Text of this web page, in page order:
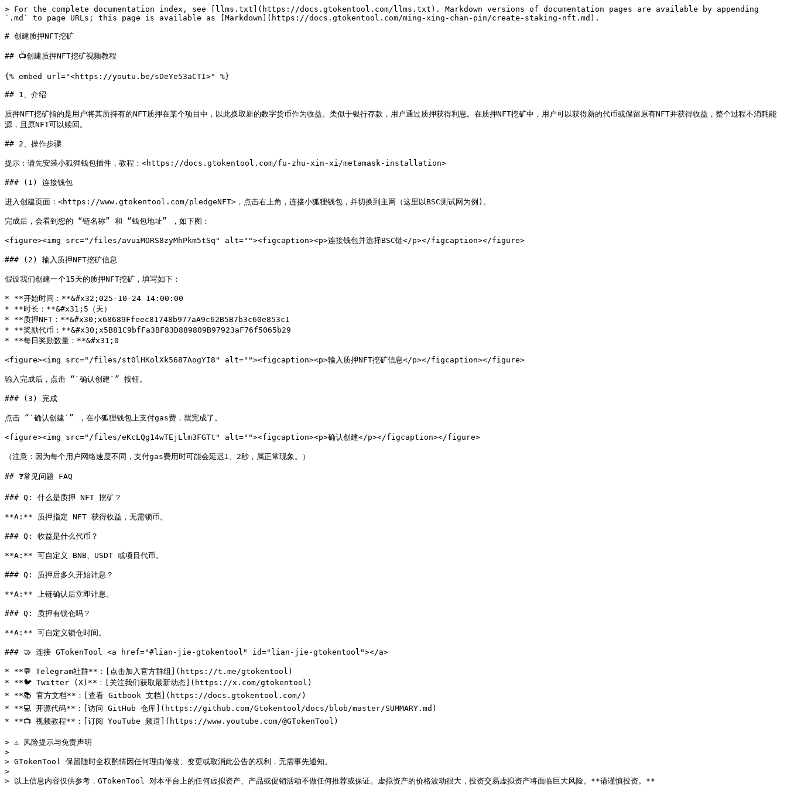
> For the complete documentation index, see [llms.txt](https://docs.gtokentool.com/llms.txt). Markdown versions of documentation pages are available by appending
`.md` to page URLs; this page is available as [Markdown](https://docs.gtokentool.com/ming-xing-chan-pin/create-staking-nft.md).
# 创建质押NFT挖矿
## 📺创建质押NFT挖矿视频教程
{% embed url="<https://youtu.be/sDeYe53aCTI>" %}
## 1、介绍
质押NFT挖矿指的是用户将其所持有的NFT质押在某个项目中，以此换取新的数字货币作为收益。类似于银行存款，用户通过质押获得利息。在质押NFT挖矿中，用户可以获得新的代币或保留原有NFT并获得收益，整个过程不消耗能
源，且原NFT可以赎回。
## 2、操作步骤
提示：请先安装小狐狸钱包插件，教程：<https://docs.gtokentool.com/fu-zhu-xin-xi/metamask-installation>
### (1) 连接钱包
进入创建页面：<https://www.gtokentool.com/pledgeNFT>，点击右上角，连接小狐狸钱包，并切换到主网（这里以BSC测试网为例)。
完成后，会看到您的 “链名称” 和 “钱包地址” ，如下图：
<figure><img src="/files/avuiMORS8zyMhPkm5tSq" alt=""><figcaption><p>连接钱包并选择BSC链</p></figcaption></figure>
### (2) 输入质押NFT挖矿信息
假设我们创建一个15天的质押NFT挖矿，填写如下：
* **开始时间：**&#x32;025-10-24 14:00:00
* **时长：**&#x31;5（天）
* **质押NFT：**&#x30;x68689Ffeec81748b977aA9c62B5B7b3c60e853c1
* **奖励代币：**&#x30;x5B81C9bfFa3BF83D889809B97923aF76f5065b29
* **每日奖励数量：**&#x31;0
<figure><img src="/files/st0lHKolXk5687AogYI8" alt=""><figcaption><p>输入质押NFT挖矿信息</p></figcaption></figure>
输入完成后，点击 “`确认创建`” 按钮。
### (3) 完成
点击 “`确认创建`” ，在小狐狸钱包上支付gas费，就完成了。
<figure><img src="/files/eKcLQg14wTEjLlm3FGTt" alt=""><figcaption><p>确认创建</p></figcaption></figure>
（注意：因为每个用户网络速度不同，支付gas费用时可能会延迟1、2秒，属正常现象。）
## ❓常见问题 FAQ
### Q: 什么是质押 NFT 挖矿？
**A:** 质押指定 NFT 获得收益，无需锁币。
### Q: 收益是什么代币？
**A:** 可自定义 BNB、USDT 或项目代币。
### Q: 质押后多久开始计息？
**A:** 上链确认后立即计息。
### Q: 质押有锁仓吗？
**A:** 可自定义锁仓时间。
### 🤝 连接 GTokenTool <a href="#lian-jie-gtokentool" id="lian-jie-gtokentool"></a>
* **💬 Telegram社群**：[点击加入官方群组](https://t.me/gtokentool)
* **🐦 Twitter (X)**：[关注我们获取最新动态](https://x.com/gtokentool)
* **📚 官方文档**：[查看 Gitbook 文档](https://docs.gtokentool.com/)
* **💻 开源代码**：[访问 GitHub 仓库](https://github.com/Gtokentool/docs/blob/master/SUMMARY.md)
* **📺 视频教程**：[订阅 YouTube 频道](https://www.youtube.com/@GTokenTool)
> ⚠️ 风险提示与免责声明
>
> GTokenTool 保留随时全权酌情因任何理由修改、变更或取消此公告的权利，无需事先通知。
>